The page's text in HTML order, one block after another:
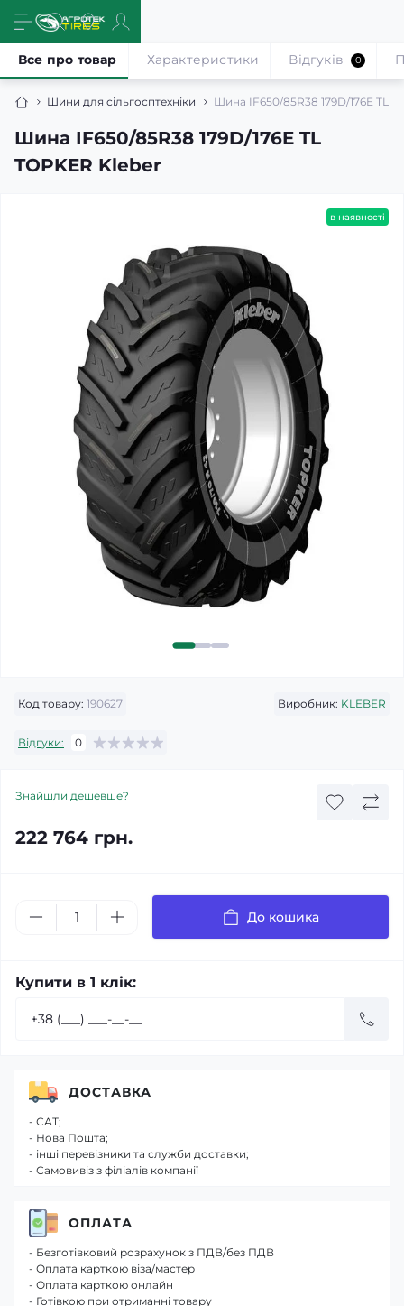
Шини для сільгосптехніки Шина IF650/85R38 179D/176E TL
Шина IF650/85R38 179D/176E TL
TOPKER Kleber
Все про товар Характеристики Відгуків 0
в наявності
Код товару: 190627 Виробник: KLEBER
Відгуки: 0
Знайшли дешевше?
222 764 грн.
До кошика
Купити в 1 клік:
ДОСТАВКА
- САТ;
- Нова Пошта;
- інші перевізники та служби доставки;
- Самовивіз з філіалів компанії
ОПЛАТА
- Безготівковий розрахунок з ПДВ/без ПДВ
- Оплата карткою віза/мастер
- Оплата карткою онлайн
- Готівкою при отриманні товару